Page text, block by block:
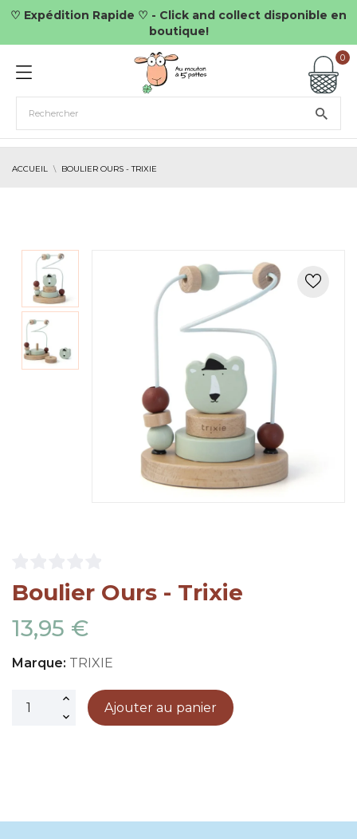
♡ Expédition Rapide ♡ - Click and collect disponible en
boutique!
0
ACCUEIL BOULIER OURS - TRIXIE
Boulier Ours - Trixie
13,95 €
Marque: TRIXIE
Ajouter au panier